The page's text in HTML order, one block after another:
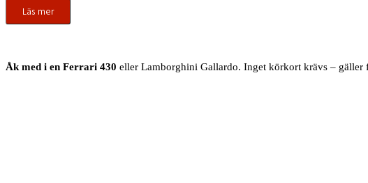
Läs mer
Åk med i en Ferrari 430 eller Lamborghini Gallardo. Inget körkort krävs –